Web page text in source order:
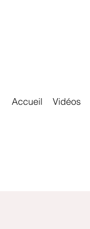
Accueil Vidéos